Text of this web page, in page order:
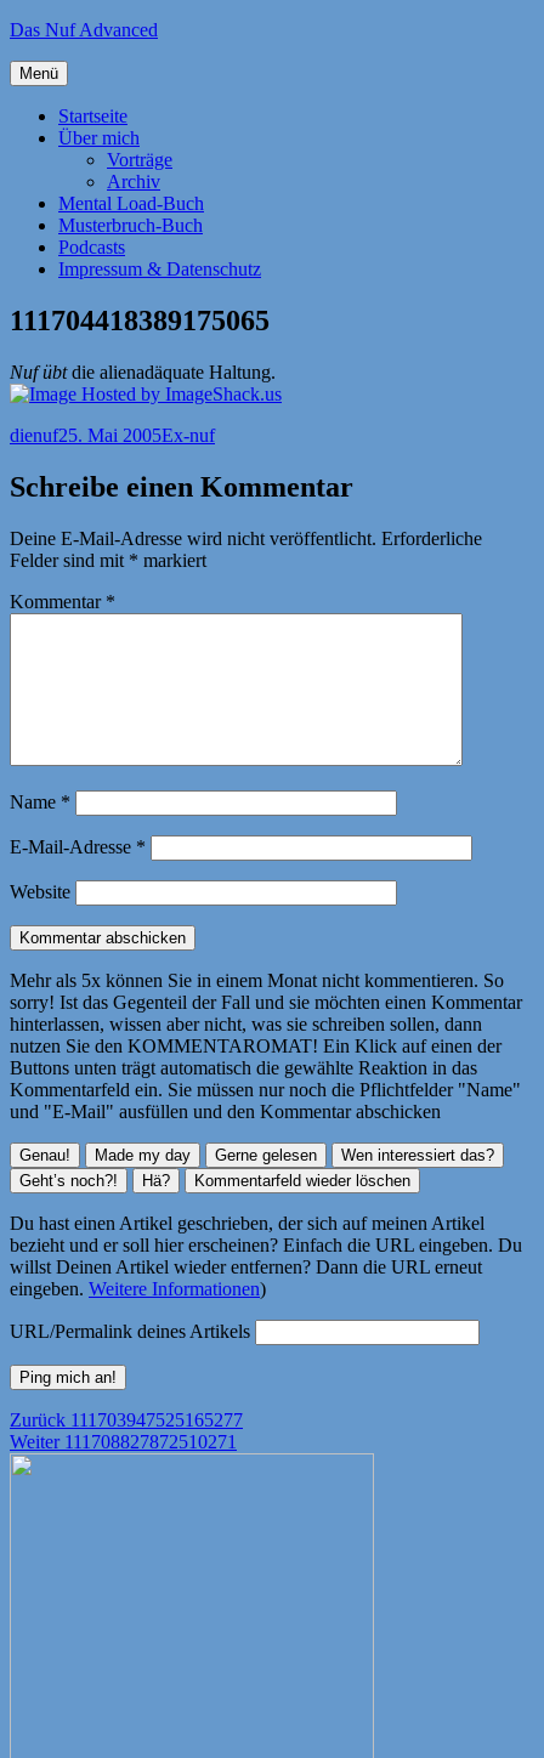
Zum
springen
Das Nuf Advanced
Menü
Startseite
Über mich
Vorträge
Archiv
Mental Load-Buch
Musterbruch-Buch
Podcasts
Impressum & Datenschutz
111704418389175065
Nuf übtdie alienadäquate Haltung.
Autor
dienufVeröffentlicht
25. Mai 2005Kategorien
Ex-nuf
Schreibe einen Kommentar
Deine E-Mail-Adresse wird nicht veröffentlicht. Erforderliche
Felder sind mit * markiert
Kommentar *
Name *
E-Mail-Adresse *
Website
Mehr als 5x können Sie in einem Monat nicht kommentieren. So
sorry! Ist das Gegenteil der Fall und sie möchten einen Kommentar
hinterlassen, wissen aber nicht, was sie schreiben sollen, dann
nutzen Sie den KOMMENTAROMAT! Ein Klick auf einen der
Buttons unten trägt automatisch die gewählte Reaktion in das
Kommentarfeld ein. Sie müssen nur noch die Pflichtfelder "Name"
und "E-Mail" ausfüllen und den Kommentar abschicken
Du hast einen Artikel geschrieben, der sich auf meinen Artikel
bezieht und er soll hier erscheinen? Einfach die URL eingeben. Du
willst Deinen Artikel wieder entfernen? Dann die URL erneut
eingeben. Weitere Informationen)
URL/Permalink deines Artikels
Beitragsnavigation
Zurück Vorheriger
Beitrag:
111703947525165277
Weiter Nächster
111708827872510271